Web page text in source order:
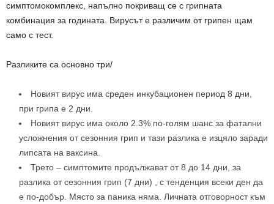
симптомокомплекс, напълно покриващ се с грипната
комбинация за годината. Вирусът е различим от грипен щам
само с тест.
Разликите са основно три/
Новият вирус има среден инкубационен период 8 дни,
при грипа е 2 дни.
Новият вирус има около 2.3% по-голям шанс за фатални
усложнения от сезонния грип и тази разлика е изцяло заради
липсата на ваксина.
Трето – симптомите продължават от 8 до 14 дни, за
разлика от сезонния грип (7 дни) , с тенденция всеки ден да
е по-добър. Място за паника няма. Личната отговорност към